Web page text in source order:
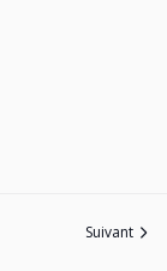
Suivant